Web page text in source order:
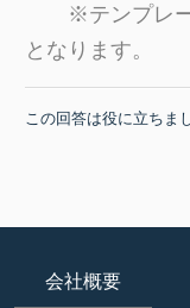
※テンプレー
となります。
この回答は役に立ちま
会社概要